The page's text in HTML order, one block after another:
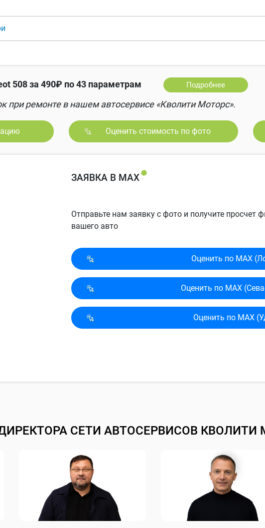
508 за 490₽ по 43 параметрам Подробнее
при ремонте в нашем автосервисе «Кволити Моторс».
Оценить стоимость по фото
ЗАЯВКА В MAX
Отправьте нам заявку с фото и получите просчет
вашего авто
Оценить по MAX
Оценить по MAX
Оценить по MAX
СЕТИ АВТОСЕРВИСОВ КВОЛИТИ